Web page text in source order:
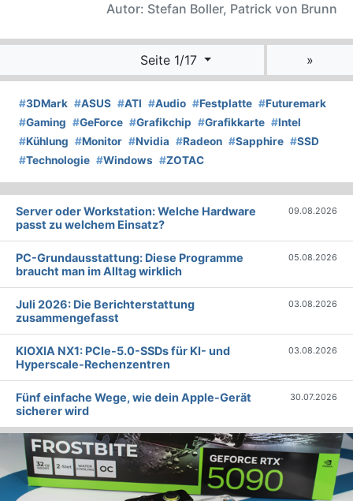
Autor: Stefan Boller, Patrick von Brunn
Seite 1/17 »
#3DMark #ASUS #ATI #Audio #Festplatte #Futuremark
#Gaming #GeForce #Grafikchip #Grafikkarte #Intel
#Kühlung #Monitor #Nvidia #Radeon #Sapphire #SSD
#Technologie #Windows #ZOTAC
Server oder Workstation: Welche Hardware
passt zu welchem Einsatz?
09.08.2026
PC-Grundausstattung: Diese Programme
braucht man im Alltag wirklich
05.08.2026
Juli 2026: Die Bericht­erstattung
zusammengefasst
03.08.2026
KIOXIA NX1: PCIe-5.0-SSDs für KI- und
Hyperscale-Rechenzentren
03.08.2026
Fünf einfache Wege, wie dein Apple-Gerät
sicherer wird
30.07.2026